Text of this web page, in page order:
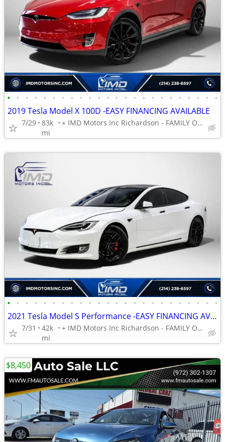
• • • • • • • • • • • • • • • • • • • • • • • •
2019 Tesla Model X 100D -EASY FINANCING AVAILABLE
7/29 83k
mi
+ IMD Motors Inc Richardson - FAMILY OWNED AND OPERATED !
• • • • • • • • • • • • • • • • • • • • • • • •
2021 Tesla Model S Performance -EASY FINANCING AVAILABLE
7/31
42k
mi
+ IMD Motors Inc Richardson - FAMILY OWNED AND OPERATED !
$8,450